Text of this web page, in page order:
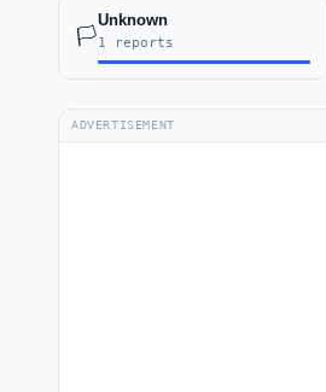
🏳️
Unknown
1 reports
ADVERTISEMENT